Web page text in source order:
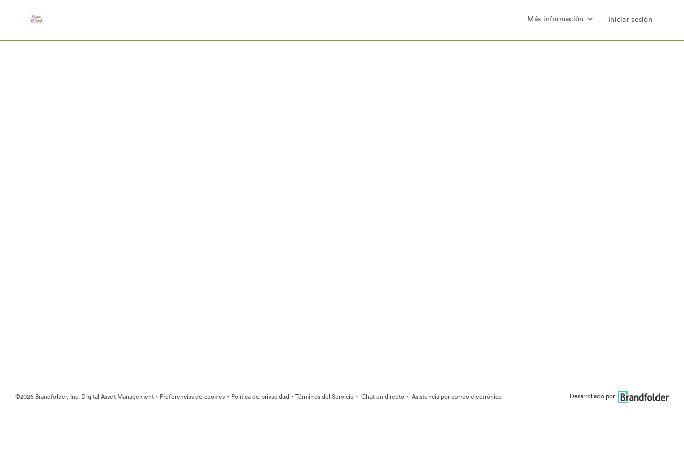
Más información Iniciar sesión
©2026 Brandfolder, Inc. Digital Asset Management · Preferencias de cookies · Política de privacidad · Términos del Servicio · Chat en directo · Asistencia por correo electrónico Desarrollado por